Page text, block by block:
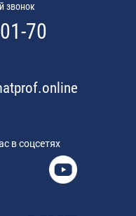
звонок
70
в соцсетях